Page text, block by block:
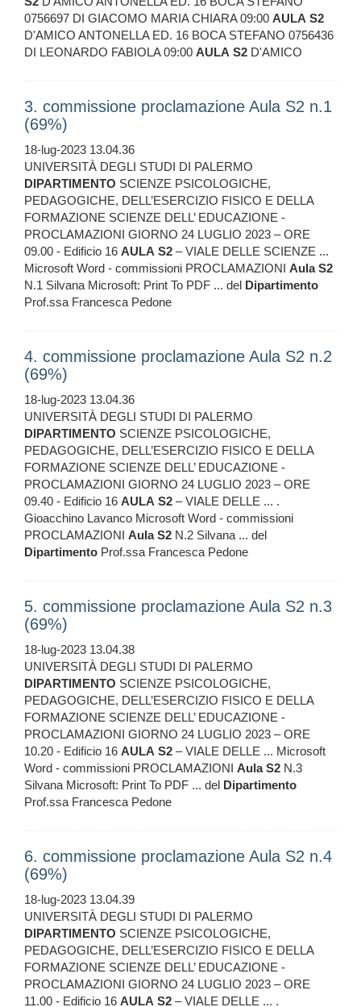
0756697 DI GIACOMO MARIA CHIARA 09:00 AULA S2
D'AMICO ANTONELLA ED. 16 BOCA STEFANO 0756436
DI LEONARDO FABIOLA 09:00 AULA S2 D'AMICO
3. commissione proclamazione Aula S2 n.1
(69%)
18-lug-2023 13.04.36
UNIVERSITÀ DEGLI STUDI DI PALERMO
DIPARTIMENTO SCIENZE PSICOLOGICHE,
PEDAGOGICHE, DELL’ESERCIZIO FISICO E DELLA
FORMAZIONE SCIENZE DELL’ EDUCAZIONE -
PROCLAMAZIONI GIORNO 24 LUGLIO 2023 – ORE
09.00 - Edificio 16 AULA S2 – VIALE DELLE SCIENZE ...
Microsoft Word - commissioni PROCLAMAZIONI Aula S2
N.1 Silvana Microsoft: Print To PDF ... del Dipartimento
Prof.ssa Francesca Pedone
4. commissione proclamazione Aula S2 n.2
(69%)
18-lug-2023 13.04.36
UNIVERSITÀ DEGLI STUDI DI PALERMO
DIPARTIMENTO SCIENZE PSICOLOGICHE,
PEDAGOGICHE, DELL’ESERCIZIO FISICO E DELLA
FORMAZIONE SCIENZE DELL’ EDUCAZIONE -
PROCLAMAZIONI GIORNO 24 LUGLIO 2023 – ORE
09.40 - Edificio 16 AULA S2 – VIALE DELLE ... .
Gioacchino Lavanco Microsoft Word - commissioni
PROCLAMAZIONI Aula S2 N.2 Silvana ... del
Dipartimento Prof.ssa Francesca Pedone
5. commissione proclamazione Aula S2 n.3
(69%)
18-lug-2023 13.04.38
UNIVERSITÀ DEGLI STUDI DI PALERMO
DIPARTIMENTO SCIENZE PSICOLOGICHE,
PEDAGOGICHE, DELL’ESERCIZIO FISICO E DELLA
FORMAZIONE SCIENZE DELL’ EDUCAZIONE -
PROCLAMAZIONI GIORNO 24 LUGLIO 2023 – ORE
10.20 - Edificio 16 AULA S2 – VIALE DELLE ... Microsoft
Word - commissioni PROCLAMAZIONI Aula S2 N.3
Silvana Microsoft: Print To PDF ... del Dipartimento
Prof.ssa Francesca Pedone
6. commissione proclamazione Aula S2 n.4
(69%)
18-lug-2023 13.04.39
UNIVERSITÀ DEGLI STUDI DI PALERMO
DIPARTIMENTO SCIENZE PSICOLOGICHE,
PEDAGOGICHE, DELL’ESERCIZIO FISICO E DELLA
FORMAZIONE SCIENZE DELL’ EDUCAZIONE -
PROCLAMAZIONI GIORNO 24 LUGLIO 2023 – ORE
11.00 - Edificio 16 AULA S2 – VIALE DELLE ... .